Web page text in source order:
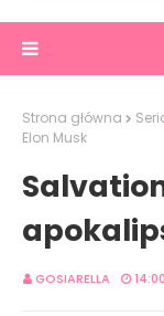
Strona główna
Elon Musk
GOSIARELLA 14:00